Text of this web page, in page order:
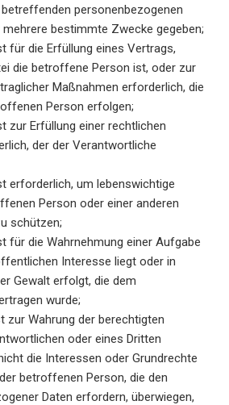
personenbezogenen
bestimmte Zwecke gegeben;
für die Erfüllung eines Vertrags,
die betroffene Person ist, oder zur
Maßnahmen erforderlich, die
Person erfolgen;
zur Erfüllung einer rechtlichen
der der Verantwortliche
erforderlich, um lebenswichtige
Person oder einer anderen
schützen;
für die Wahrnehmung einer Aufgabe
Interesse liegt oder in
Gewalt erfolgt, die dem
wurde;
zur Wahrung der berechtigten
oder eines Dritten
die Interessen oder Grundrechte
betroffenen Person, die den
Daten erfordern, überwiegen,